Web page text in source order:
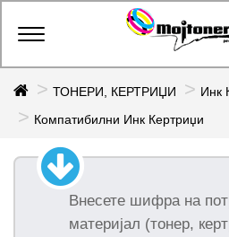
Toggle
ТОНЕРИ, КЕРТРИЏИ
Инк
Компатибилни Инк Кертриџи
Внесете шифра на
материјал (тонер,
Производи
Компатибилни
компатибилни